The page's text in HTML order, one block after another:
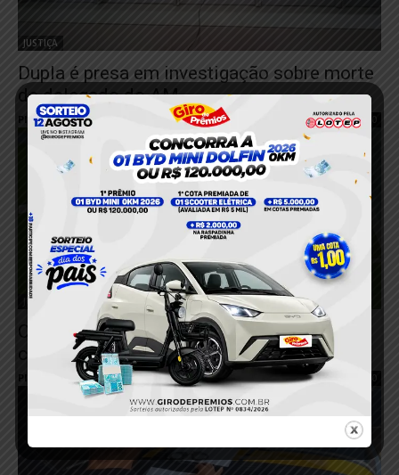
JUSTIÇA
Dupla é presa em investigação sobre morte
de delegado do AM
Plantão 24horas News 4 de novembro de 2022 0
JUSTIÇA
Operação da PM do Pará dá suporte ao
cumprimento de mandados de prisão
Plantão 24horas News - 28 de outubro de 2022 0